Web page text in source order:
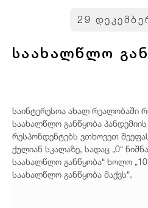
29
საახალწლო
საინტერესოა ახალ რეალობაში
საახალწლო განწყობა
რესპონდენტებს ვთხოვეთ
ქულიან სკალაზე, სადაც „0“
საახალწლო განწყობა“ ხოლო
საახალწლო განწყობა მაქვს“.